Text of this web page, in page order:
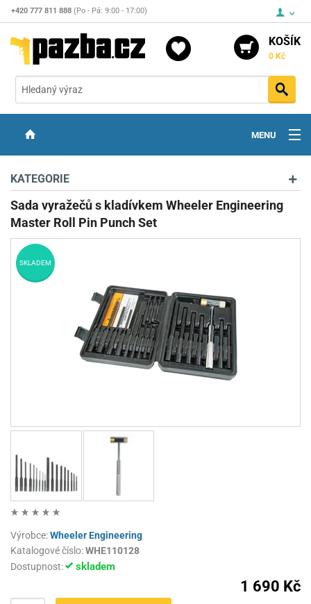
+420 777 811 888 (Po - Pá: 9:00 - 17:00)
KOŠÍK
0 Kč
MENU
STŘELIVO
PŘÍSLUŠENSTVÍ
DETEKTORY KOVŮ
KATEGORIE
Sada vyražečů s kladívkem Wheeler Engineering
Master Roll Pin Punch Set
SKLADEM
Výrobce:Wheeler Engineering
Katalogové číslo:WHE110128
Dostupnost:
skladem
1 690 Kč